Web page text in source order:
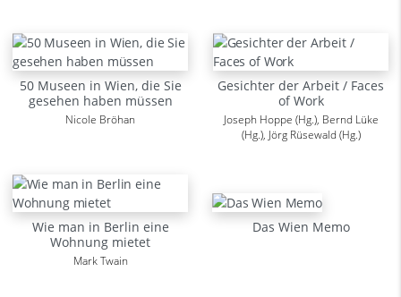
50 Museen in Wien, die Sie
gesehen haben müssen
Nicole Bröhan
Gesichter der Arbeit / Faces
of Work
Joseph Hoppe (Hg.), Bernd Lüke
(Hg.), Jörg Rüsewald (Hg.)
Wie man in Berlin eine
Wohnung mietet
Mark Twain
Das Wien Memo